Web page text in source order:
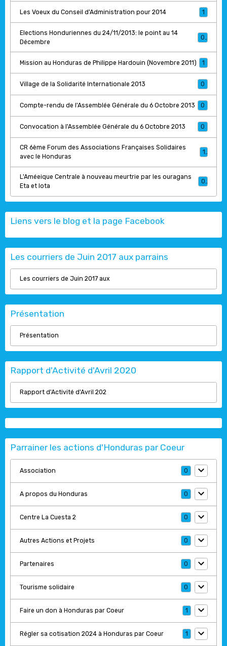
Les Voeux du Conseil d'Administration pour 2014 1
Elections Honduriennes du 24/11/2013: le point au 14
Décembre
Mission au Honduras de Philippe Hardouin (Novembre 2011) 1
Village de la Solidarité Internationale 2013 0
Compte-rendu de l'Assemblée Générale du 6 Octobre 2013 0
Convocation à l'Assemblée Générale du 6 Octobre 2013 0
CR 6ème Forum des Associations Françaises Solidaires
avec le Honduras
1
L'Améeique Centrale à nouveau meurtrie par les ouragans
Eta et Iota
0
Liens vers le blog et la page Facebook
Les courriers de Juin 2017 aux parrains
Les courriers de Juin 2017 aux
Présentation
Présentation
Rapport d'Activité d'Avril 2020
Rapport d'Activité d'Avril 202
Parrainer les actions d'Honduras par Coeur
Association 0
A propos du Honduras 0
Centre La Cuesta 2 0
Autres Actions et Projets 0
Partenaires 0
Tourisme solidaire 0
Faire un don à Honduras par Coeur 1
Régler sa cotisation 2024 à Honduras par Coeur 1